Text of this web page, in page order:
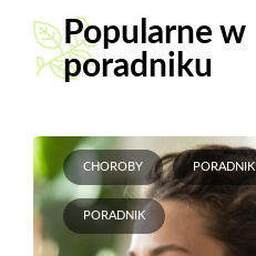
Popularne w
poradniku
CHOROBY PORADNIK
PORADNIK